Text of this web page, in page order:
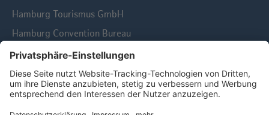
Hamburg Tourismus GmbH
Hamburg Convention Bureau
© 2026 Hamburg Tourismus GmbH | Alle Rechte